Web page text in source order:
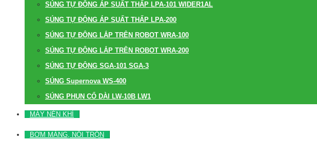
SÚNG TỰ ĐỘNG ÁP SUẤT THẤP LPA-101 WIDER1AL
SÚNG TỰ ĐỘNG ÁP SUẤT THẤP LPA-200
SÚNG TỰ ĐỘNG LẮP TRÊN ROBOT WRA-100
SÚNG TỰ ĐỘNG LẮP TRÊN ROBOT WRA-200
SÚNG TỰ ĐỘNG SGA-101 SGA-3
SÚNG Supernova WS-400
SÚNG PHUN CỔ DÀI LW-10B LW1
MÁY NÉN KHÍ
BƠM MÀNG, NỒI TRỘN